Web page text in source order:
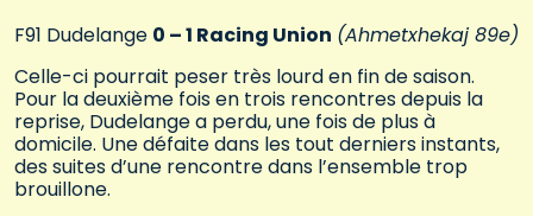
F91 Dudelange 0 – 1 Racing Union (Ahmetxhekaj 89e)
Celle-ci pourrait peser très lourd en fin de saison.
Pour la deuxième fois en trois rencontres depuis la
reprise, Dudelange a perdu, une fois de plus à
domicile. Une défaite dans les tout derniers instants,
des suites d’une rencontre dans l’ensemble trop
brouillone.